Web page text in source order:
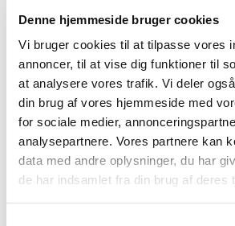
Denne hjemmeside bruger cookies
Vi bruger cookies til at tilpasse vores
annoncer, til at vise dig funktioner til
at analysere vores trafik. Vi deler
din brug af vores hjemmeside med
for sociale medier,
analysepartnere. Vores partnere kan
data med andre oplysninger, du har
de har indsamlet fra din brug af deres
6/4 Skærtorsdagsgudstjeneste i
kirke med efterfølgende spisning i
16/5 I Samlingsstedet kommer
Rahbek og holder Foredrag -
dokumentar.
23/5 Til SØS i kirken for børn i 1-4
eftermiddagen. Børnegudstjeneste
efterfølgende spisning i
Samlingsstedet.